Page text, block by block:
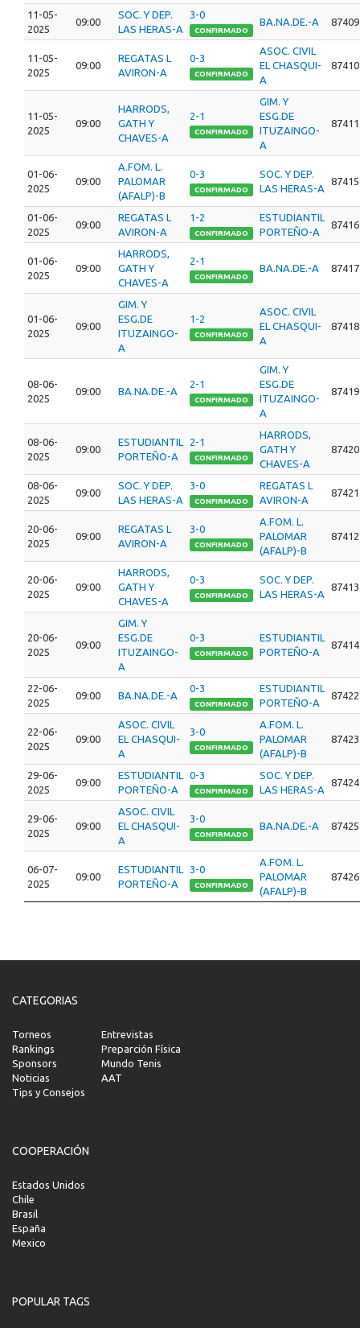
11-05-
2025
09:00
SOC. Y DEP.
LAS HERAS-A
3-0
CONFIRMADO
BA.NA.DE.-A 87409
11-05-
2025
09:00
REGATAS L
AVIRON-A
0-3
CONFIRMADO
ASOC. CIVIL
EL CHASQUI-
A
87410
11-05-
2025
09:00
HARRODS,
GATH Y
CHAVES-A
2-1
CONFIRMADO
GIM. Y
ESG.DE
ITUZAINGO-
A
87411
01-06-
2025
09:00
A.FOM. L.
PALOMAR
(AFALP)-B
0-3
CONFIRMADO
SOC. Y DEP.
LAS HERAS-A
87415
01-06-
2025
09:00
REGATAS L
AVIRON-A
1-2
CONFIRMADO
ESTUDIANTIL
PORTEÑO-A
87416
01-06-
2025
09:00
HARRODS,
GATH Y
CHAVES-A
2-1
CONFIRMADO
BA.NA.DE.-A 87417
01-06-
2025
09:00
GIM. Y
ESG.DE
ITUZAINGO-
A
1-2
CONFIRMADO
ASOC. CIVIL
EL CHASQUI-
A
87418
08-06-
2025
09:00 BA.NA.DE.-A
2-1
CONFIRMADO
GIM. Y
ESG.DE
ITUZAINGO-
A
87419
08-06-
2025
09:00
ESTUDIANTIL
PORTEÑO-A
2-1
CONFIRMADO
HARRODS,
GATH Y
CHAVES-A
87420
08-06-
2025
09:00
SOC. Y DEP.
LAS HERAS-A
3-0
CONFIRMADO
REGATAS L
AVIRON-A
87421
20-06-
2025
09:00
REGATAS L
AVIRON-A
3-0
CONFIRMADO
A.FOM. L.
PALOMAR
(AFALP)-B
87412
20-06-
2025
09:00
HARRODS,
GATH Y
CHAVES-A
0-3
CONFIRMADO
SOC. Y DEP.
LAS HERAS-A
87413
20-06-
2025
09:00
GIM. Y
ESG.DE
ITUZAINGO-
A
0-3
CONFIRMADO
ESTUDIANTIL
PORTEÑO-A
87414
22-06-
2025
09:00 BA.NA.DE.-A
0-3
CONFIRMADO
ESTUDIANTIL
PORTEÑO-A
87422
22-06-
2025
09:00
ASOC. CIVIL
EL CHASQUI-
A
3-0
CONFIRMADO
A.FOM. L.
PALOMAR
(AFALP)-B
87423
29-06-
2025
09:00
ESTUDIANTIL
PORTEÑO-A
0-3
CONFIRMADO
SOC. Y DEP.
LAS HERAS-A
87424
29-06-
2025
09:00
ASOC. CIVIL
EL CHASQUI-
A
3-0
CONFIRMADO
BA.NA.DE.-A 87425
06-07-
2025
09:00
ESTUDIANTIL
PORTEÑO-A
3-0
CONFIRMADO
A.FOM. L.
PALOMAR
(AFALP)-B
87426
CATEGORIAS
Torneos
Rankings
Sponsors
Noticias
Tips y Consejos
Entrevistas
Preparción Física
Mundo Tenis
AAT
COOPERACIÓN
Estados Unidos
Chile
Brasil
España
Mexico
POPULAR TAGS